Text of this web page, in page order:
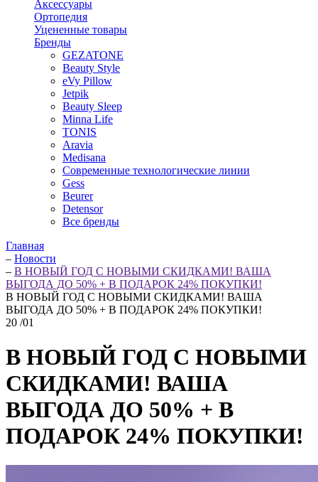
Аксессуары
Ортопедия
Уцененные товары
Бренды
GEZATONE
Beauty Style
eVy Pillow
Jetpik
Beauty Sleep
Minna Life
TONIS
Aravia
Medisana
Современные технологические линии
Gess
Beurer
Detensor
Все бренды
Главная
– Новости
– В НОВЫЙ ГОД С НОВЫМИ СКИДКАМИ! ВАША
ВЫГОДА ДО 50% + В ПОДАРОК 24% ПОКУПКИ!
В НОВЫЙ ГОД С НОВЫМИ СКИДКАМИ! ВАША
ВЫГОДА ДО 50% + В ПОДАРОК 24% ПОКУПКИ!
20 /01
В НОВЫЙ ГОД С НОВЫМИ
СКИДКАМИ! ВАША
ВЫГОДА ДО 50% + В
ПОДАРОК 24% ПОКУПКИ!